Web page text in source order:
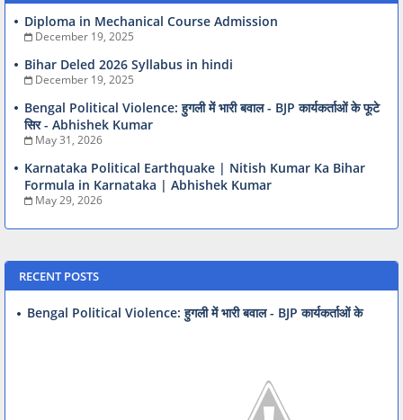
Diploma in Mechanical Course Admission
December 19, 2025
Bihar Deled 2026 Syllabus in hindi
December 19, 2025
Bengal Political Violence: हुगली में भारी बवाल - BJP कार्यकर्ताओं के फूटे
सिर - Abhishek Kumar
May 31, 2026
Karnataka Political Earthquake | Nitish Kumar Ka Bihar
Formula in Karnataka | Abhishek Kumar
May 29, 2026
RECENT POSTS
Bengal Political Violence: हुगली में भारी बवाल - BJP कार्यकर्ताओं के